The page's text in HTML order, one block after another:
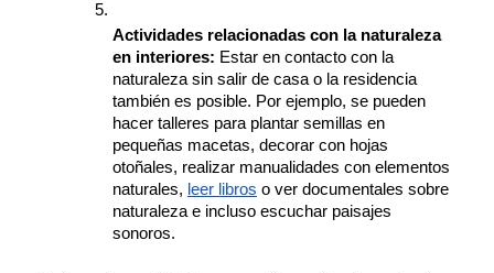
Actividades relacionadas con la naturaleza
en interiores: Estar en contacto con la
naturaleza sin salir de casa o la residencia
también es posible. Por ejemplo, se pueden
hacer talleres para plantar semillas en
pequeñas macetas, decorar con hojas
otoñales, realizar manualidades con elementos
naturales, leer libros o ver documentales sobre
naturaleza e incluso escuchar paisajes
sonoros.